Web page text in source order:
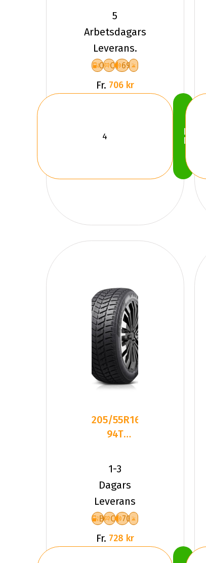
DELINTE
AW7 XL
5
Arbetsdagars
Leverans.
C C 69
Fr. 706 kr
Köp
Nu
205/55R16
94T
SNOW-H
MSL01 XL
Fr
1-3
Dagars
Leverans
B C 70
Fr. 728 kr